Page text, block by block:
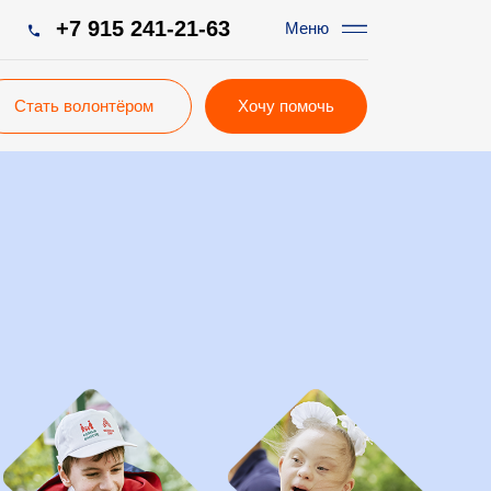
Меню
241-21-63
Хочу помочь